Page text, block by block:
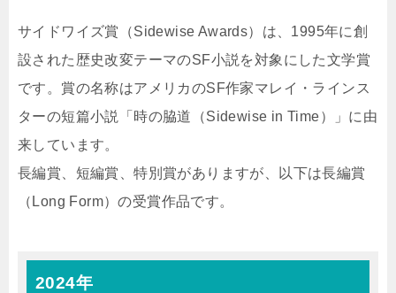
サイドワイズ賞（Sidewise Awards）は、1995年に創
設された歴史改変テーマのSF小説を対象にした文学賞
です。賞の名称はアメリカのSF作家マレイ・ラインス
ターの短篇小説「時の脇道（Sidewise in Time）」に由
来しています。
長編賞、短編賞、特別賞がありますが、以下は長編賞
（Long Form）の受賞作品です。
2024年